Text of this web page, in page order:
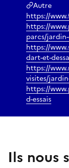
Autre
https://
https://
parcs/
https://
dart-et-
https://
visites/
https://
d-essais
Ils nous